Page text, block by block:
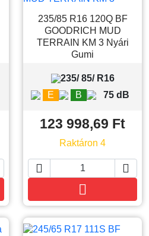
235/85 R16 120Q BF
GOODRICH MUD
TERRAIN KM 3 Nyári
Gumi
235/ 85/ R16
E
B 75 dB
123 998,69 Ft
Raktáron 4
 
